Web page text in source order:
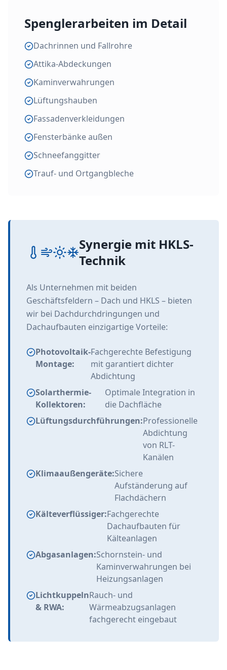
Spenglerarbeiten im Detail
Dachrinnen und Fallrohre
Attika-Abdeckungen
Kaminverwahrungen
Lüftungshauben
Fassadenverkleidungen
Fensterbänke außen
Schneefanggitter
Trauf- und Ortgangbleche
Synergie mit HKLS-
Technik
Als Unternehmen mit beiden
Geschäftsfeldern – Dach und HKLS – bieten
wir bei Dachdurchdringungen und
Dachaufbauten einzigartige Vorteile:
Photovoltaik-
Montage:
Fachgerechte Befestigung
mit garantiert dichter
Abdichtung
Solarthermie-
Kollektoren:
Optimale Integration in
die Dachfläche
Lüftungsdurchführungen:Professionelle
Abdichtung
von RLT-
Kanälen
Klimaaußengeräte:Sichere
Aufständerung auf
Flachdächern
Kälteverflüssiger:Fachgerechte
Dachaufbauten für
Kälteanlagen
Abgasanlagen:Schornstein- und
Kaminverwahrungen bei
Heizungsanlagen
Lichtkuppeln
& RWA:
Rauch- und
Wärmeabzugsanlagen
fachgerecht eingebaut